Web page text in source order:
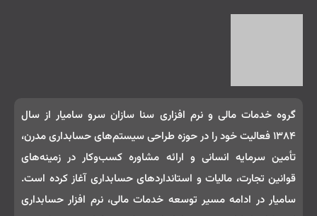
گروه خدمات مالی و نرم‌ افزاری سنا سازان سرو سامیار از سال
۱۳۸۴ فعالیت خود را در حوزه طراحی سیستم‌های حسابداری مدرن،
تأمین سرمایه انسانی و ارائه مشاوره کسب‌وکار در زمینه‌های
قوانین تجارت، مالیات و استانداردهای حسابداری آغاز کرده است.
سامیار در ادامه مسیر توسعه خدمات مالی، نرم‌ افزار حسابداری